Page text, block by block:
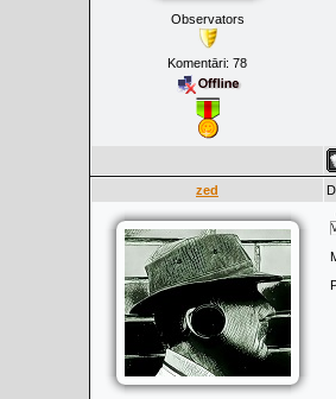
Observators
Komentāri: 78
zed